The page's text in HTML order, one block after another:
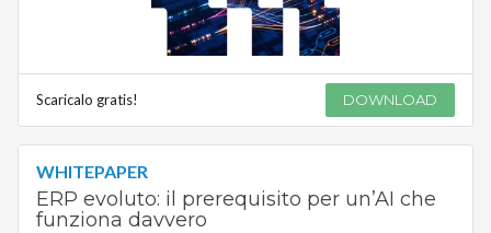
Scaricalo gratis! DOWNLOAD
WHITEPAPER
ERP evoluto: il prerequisito per un’AI che
funziona davvero